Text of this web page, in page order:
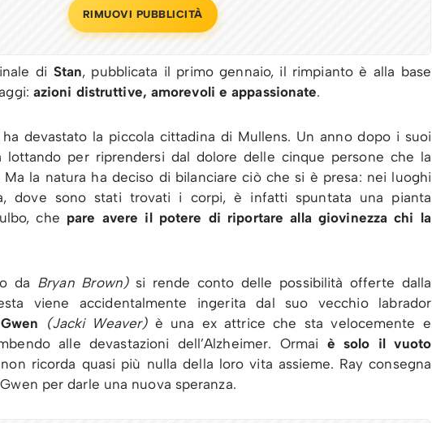
RIMUOVI PUBBLICITÀ
di Stan, pubblicata il primo gennaio, il rimpianto è alla base
azioni distruttive, amorevoli e appassionate.
devastato la piccola cittadina di Mullens. Un anno dopo i suoi
lottando per riprendersi dal dolore delle cinque persone che la
la natura ha deciso di bilanciare ciò che si è presa: nei luoghi
dove sono stati trovati i corpi, è infatti spuntata una pianta
che pare avere il potere di riportare alla giovinezza chi la
da Bryan Brown)si rende conto delle possibilità offerte dalla
viene accidentalmente ingerita dal suo vecchio labrador
Gwen (Jacki Weaver)è una ex attrice che sta velocemente e
alle devastazioni dell’Alzheimer. Ormai è solo il vuoto
ricorda quasi più nulla della loro vita assieme. Ray consegna
per darle una nuova speranza.